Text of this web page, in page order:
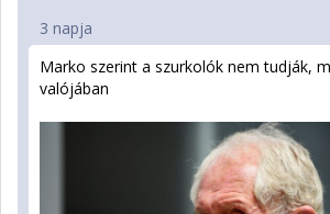
3 napja
Marko szerint a szurkolók nem tudják,
valójában